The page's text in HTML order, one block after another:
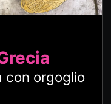
con orgoglio